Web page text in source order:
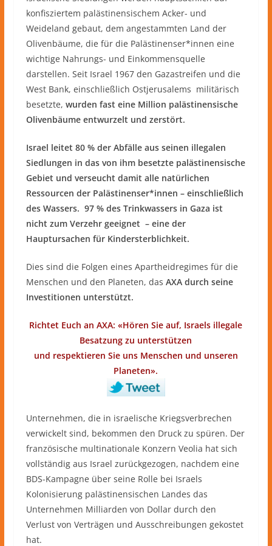
konfisziertem palästinensischem Acker- und
Weideland gebaut, dem angestammten Land der
Olivenbäume, die für die Palästinenser*innen eine
wichtige Nahrungs- und Einkommensquelle
darstellen. Seit Israel 1967 den Gazastreifen und die
West Bank, einschließlich Ostjerusalems militärisch
besetzte, wurden fast eine Million palästinensische
Olivenbäume entwurzelt und zerstört.
Israel leitet 80 % der Abfälle aus seinen illegalen
Siedlungen in das von ihm besetzte palästinensische
Gebiet und verseucht damit alle natürlichen
Ressourcen der Palästinenser*innen – einschließlich
des Wassers. 97 % des Trinkwassers in Gaza ist
nicht zum Verzehr geeignet – eine der
Hauptursachen für Kindersterblichkeit.
Dies sind die Folgen eines Apartheidregimes für die
Menschen und den Planeten, das AXA durch seine
Investitionen unterstützt.
Richtet Euch an AXA: «Hören Sie auf, Israels illegale
Besatzung zu unterstützen
und respektieren Sie uns Menschen und unseren
Planeten».
Unternehmen, die in israelische Kriegsverbrechen
verwickelt sind, bekommen den Druck zu spüren. Der
französische multinationale Konzern Veolia hat sich
vollständig aus Israel zurückgezogen, nachdem eine
BDS-Kampagne über seine Rolle bei Israels
Kolonisierung palästinensischen Landes das
Unternehmen Milliarden von Dollar durch den
Verlust von Verträgen und Ausschreibungen gekostet
hat.